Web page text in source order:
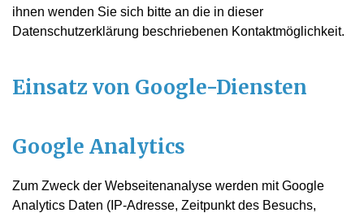
ihnen wenden Sie sich bitte an die in dieser
Datenschutzerklärung beschriebenen Kontaktmöglichkeit.
Einsatz von Google-Diensten
Google Analytics
Zum Zweck der Webseitenanalyse werden mit Google
Analytics Daten (IP-Adresse, Zeitpunkt des Besuchs,